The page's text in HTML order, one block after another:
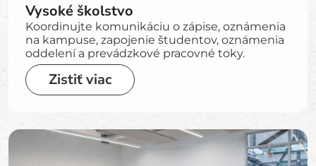
Vysoké školstvo
Koordinujte komunikáciu o zápise, oznámenia
na kampuse, zapojenie študentov, oznámenia
oddelení a prevádzkové pracovné toky.
Zistiť viac